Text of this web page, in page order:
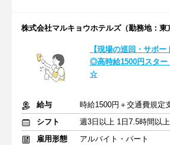
株式会社マルキョウホテルズ（勤務地：東
【現場の巡回・サポ
◎高時給1500円スター
☆
給与
時給1500円＋交通費規定
シフト
週3日以上 1日7.5時間以上
雇用形態
アルバイト・パート